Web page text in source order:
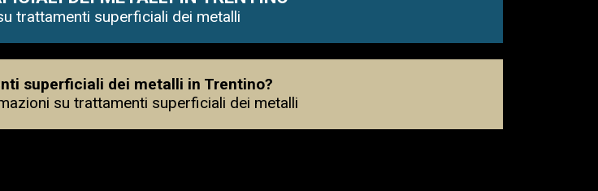
trattamenti superficiali dei metalli
superficiali dei metalli in Trentino?
su trattamenti superficiali dei metalli